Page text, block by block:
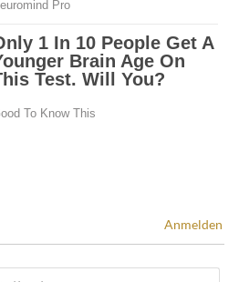
Anmelden